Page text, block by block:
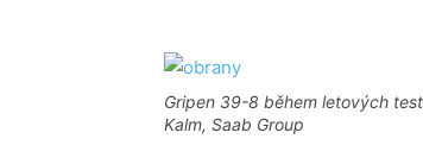
Gripen 39-8 během letových
Kalm, Saab Group